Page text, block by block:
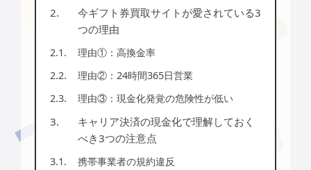
今ギフト券買取サイトが愛されている3
つの理由
理由①：高換金率
理由②：24時間365日営業
理由③：現金化発覚の危険性が低い
キャリア決済の現金化で理解しておく
べき3つの注意点
携帯事業者の規約違反